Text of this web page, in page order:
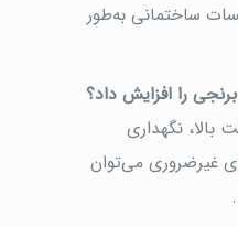
ساختمانی به‌طور
را افزایش داد؟
بالا، نگهداری
غیرضروری می‌توان